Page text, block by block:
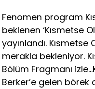
Fenomen program
beklenen ‘Kısmetse
yayınlandı.
merakla bekleniyor.
Bölüm Fragmanı
Berker’e gelen börek